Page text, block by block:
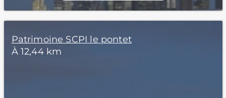
Patrimoine SCPI le pontet
À 12,44 km